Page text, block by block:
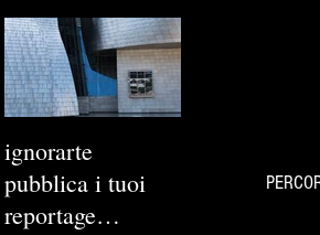
ignorarte
pubblica i tuoi
reportage